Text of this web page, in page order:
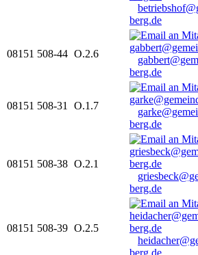
berg.de
08151 508-44 O.2.6
berg.de
08151 508-31 O.1.7
berg.de
08151 508-38 O.2.1
berg.de
08151 508-39 O.2.5